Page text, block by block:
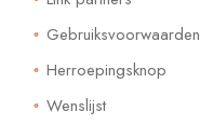
Gebruiksvoorwaarden
Herroepingsknop
Wenslijst